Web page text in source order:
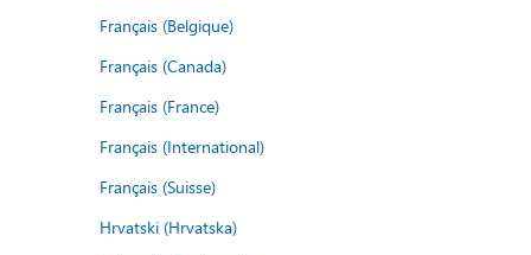
Français (Belgique)
Français (Canada)
Français (France)
Français (International)
Français (Suisse)
Hrvatski (Hrvatska)